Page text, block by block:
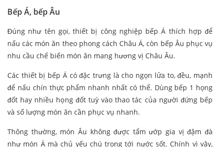
Bếp Á, bếp Âu
Đúng như tên gọi, thiết bị công nghiệp bếp Á thích hợp để
nấu các món ăn theo phong cách Châu Á, còn bếp Âu phục vụ
nhu cầu chế biến món ăn mang hương vị Châu Âu.
Các thiết bị bếp Á có đặc trưng là cho ngọn lửa to, đều, mạnh
để nấu chín thực phẩm nhanh nhất có thể. Dùng bếp 1 họng
đốt hay nhiều họng đốt tuỳ vào thao tác của người đứng bếp
và số lượng món ăn cần phục vụ nhanh.
Thông thường, món Âu không được tẩm ướp gia vị đậm đà
như món Á mà chủ yếu chú trọng tới nước sốt. Chính vì vậy,